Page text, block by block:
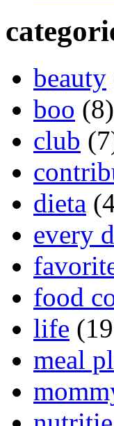
beauty
boo (8)
club
dieta
every
food
life
meal